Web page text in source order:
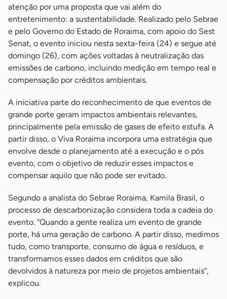
atenção por uma proposta que vai além do
entretenimento: a sustentabilidade. Realizado pelo Sebrae
e pelo Governo do Estado de Roraima, com apoio do Sest
Senat, o evento iniciou nesta sexta-feira (24) e segue até
domingo (26), com ações voltadas à neutralização das
emissões de carbono, incluindo medição em tempo real e
compensação por créditos ambientais.
A iniciativa parte do reconhecimento de que eventos de
grande porte geram impactos ambientais relevantes,
principalmente pela emissão de gases de efeito estufa. A
partir disso, o Viva Roraima incorpora uma estratégia que
envolve desde o planejamento até a execução e o pós
evento, com o objetivo de reduzir esses impactos e
compensar aquilo que não pode ser evitado.
Segundo a analista do Sebrae Roraima, Kamila Brasil, o
processo de descarbonização considera toda a cadeia do
evento. “Quando a gente realiza um evento de grande
porte, há uma geração de carbono. A partir disso, medimos
tudo, como transporte, consumo de água e resíduos, e
transformamos esses dados em créditos que são
devolvidos à natureza por meio de projetos ambientais”,
explicou.